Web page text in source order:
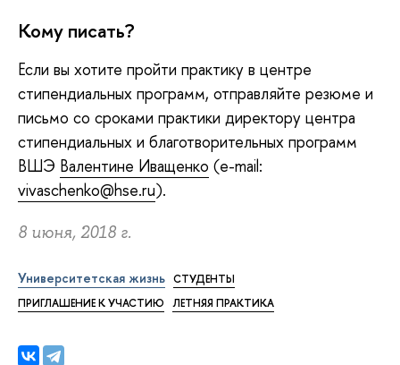
Кому писать?
Если вы хотите пройти практику в центре
стипендиальных программ, отправляйте резюме и
письмо со сроками практики директору центра
стипендиальных и благотворительных программ
ВШЭ Валентине Иващенко (e-mail:
vivaschenko@hse.ru).
8 июня, 2018 г.
Университетская жизнь СТУДЕНТЫ
ПРИГЛАШЕНИЕ К УЧАСТИЮ
ЛЕТНЯЯ ПРАКТИКА